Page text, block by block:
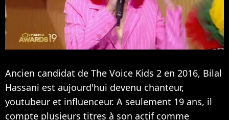
Ancien candidat de The Voice Kids 2 en 2016, Bilal
Hassani est aujourd'hui devenu chanteur,
youtubeur et influenceur. A seulement 19 ans, il
compte plusieurs titres à son actif comme